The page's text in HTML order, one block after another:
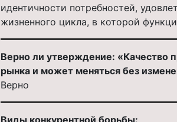
идентичности потребностей,
жизненного цикла, в которой
Верно ли утверждение: «Качество
рынка и может меняться без
Верно
Виды конкурентной борьбы: